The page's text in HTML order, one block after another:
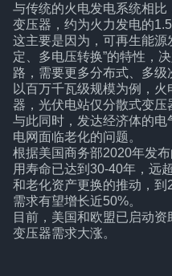
与传统的火电发电系统相
变压器，约为火力发电的
这主要是因为，可再生能源
定、多电压转换”的特性，
路，需要更多分布式、多级
以百万千瓦级规模为例，
器，光伏电站仅分散式变压
与此同时，发达经济体的
电网面临老化的问题。
根据美国商务部2020年发
用寿命已达到30-40年，远
和老化资产更换的推动，
需求有望增长近50%。
目前，美国和欧盟已启动
变压器需求大涨。